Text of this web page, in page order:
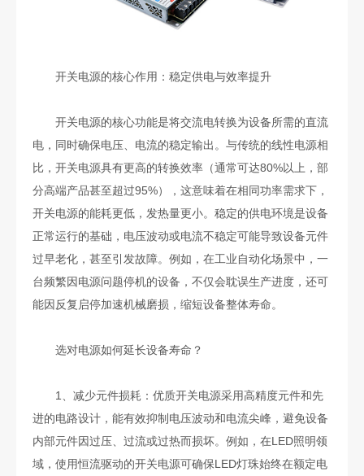
开关电源的核心作用：稳定供电与效率提升
开关电源的核心功能是将交流电转换为设备所需的直流
电，同时确保电压、电流的稳定输出。与传统的线性电源相
比，开关电源具有更高的转换效率（通常可达80%以上，部
分高端产品甚至超过95%），这意味着在相同功率需求下，
开关电源的能耗更低，发热量更小。稳定的供电环境是设备
正常运行的基础，电压波动或电流不稳定可能导致设备元件
过早老化，甚至引发故障。例如，在工业自动化场景中，一
台频繁因电源问题停机的设备，不仅会耽误生产进度，还可
能因反复启停加速机械磨损，缩短设备整体寿命。
选对电源如何延长设备寿命？
1、减少元件损耗：优质开关电源采用高精度元件和先
进的电路设计，能有效抑制电压波动和电流尖峰，避免设备
内部元件因过压、过流或过热而损坏。例如，在LED照明领
域，使用恒流驱动的开关电源可确保LED灯珠始终在额定电